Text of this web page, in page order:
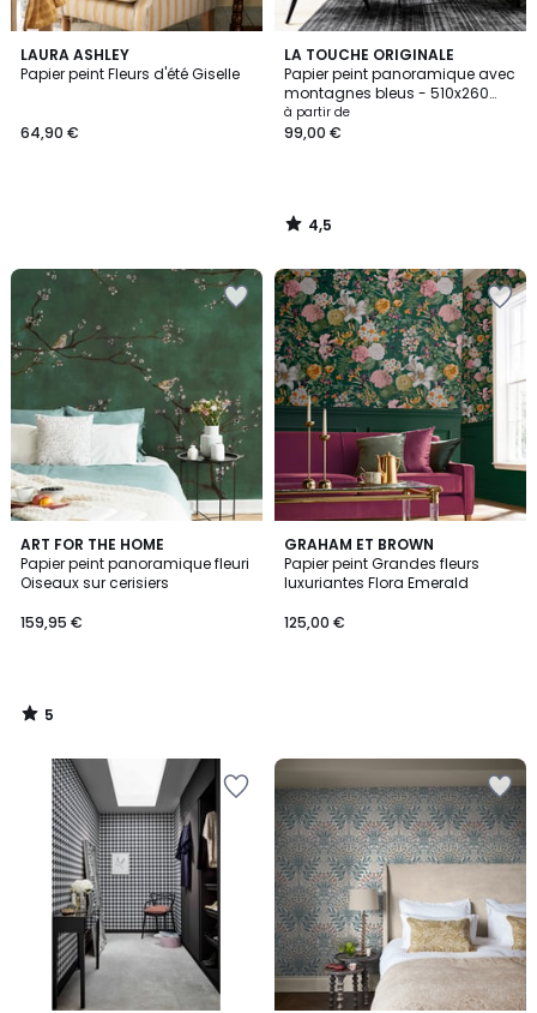
LAURA ASHLEY
Papier peint Fleurs d'été Giselle
64,90 €
LA TOUCHE ORIGINALE
Papier peint panoramique avec
montagnes bleus - 510x260
cm (l x h)
à partir de
99,00 €
4,5
/ 5
4,5
/
ART FOR THE HOME
Papier peint panoramique fleuri
Oiseaux sur cerisiers
159,95 €
5
/
5
5
/
GRAHAM ET BROWN
Papier peint Grandes fleurs
luxuriantes Flora Emerald
125,00 €